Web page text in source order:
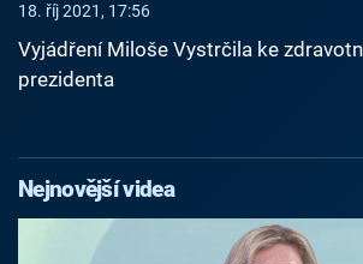
18. říj 2021, 17:56
Vyjádření Miloše Vystrčila ke
prezidenta
Nejnovější videa